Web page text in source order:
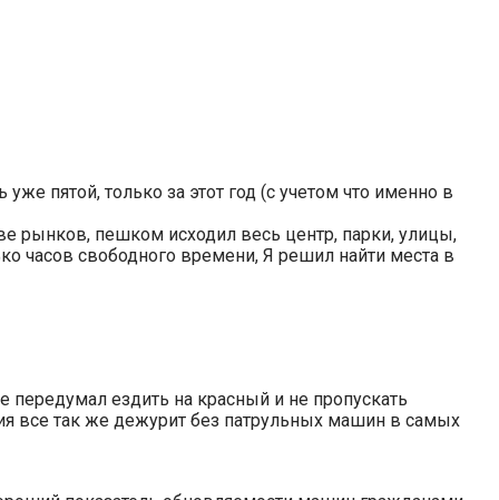
пятой, только за этот год (с учетом что именно в
рынков, пешком исходил весь центр, парки, улицы,
часов свободного времени, Я решил найти места в
передумал ездить на красный и не пропускать
все так же дежурит без патрульных машин в самых